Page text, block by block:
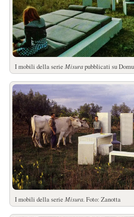
I mobili della serie Misurapubblicati su
I mobili della serie Misura. Foto: Zanotta